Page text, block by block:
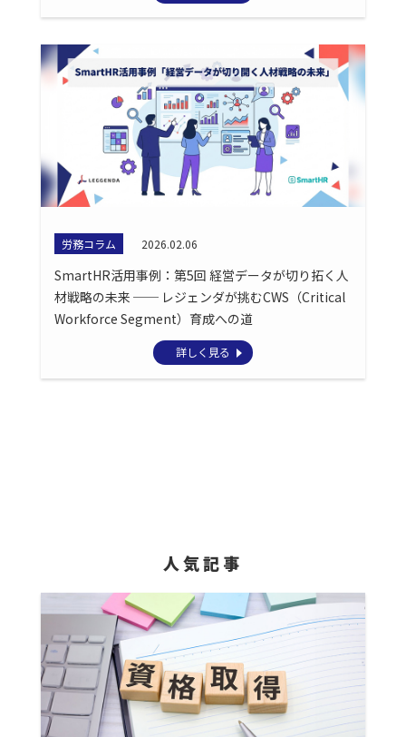
労務コラム 2026.02.06
SmartHR活用事例：第5回 経営データが切り拓く人
材戦略の未来 ── レジェンダが挑むCWS（Critical
Workforce Segment）育成への道
詳しく見る
人気記事